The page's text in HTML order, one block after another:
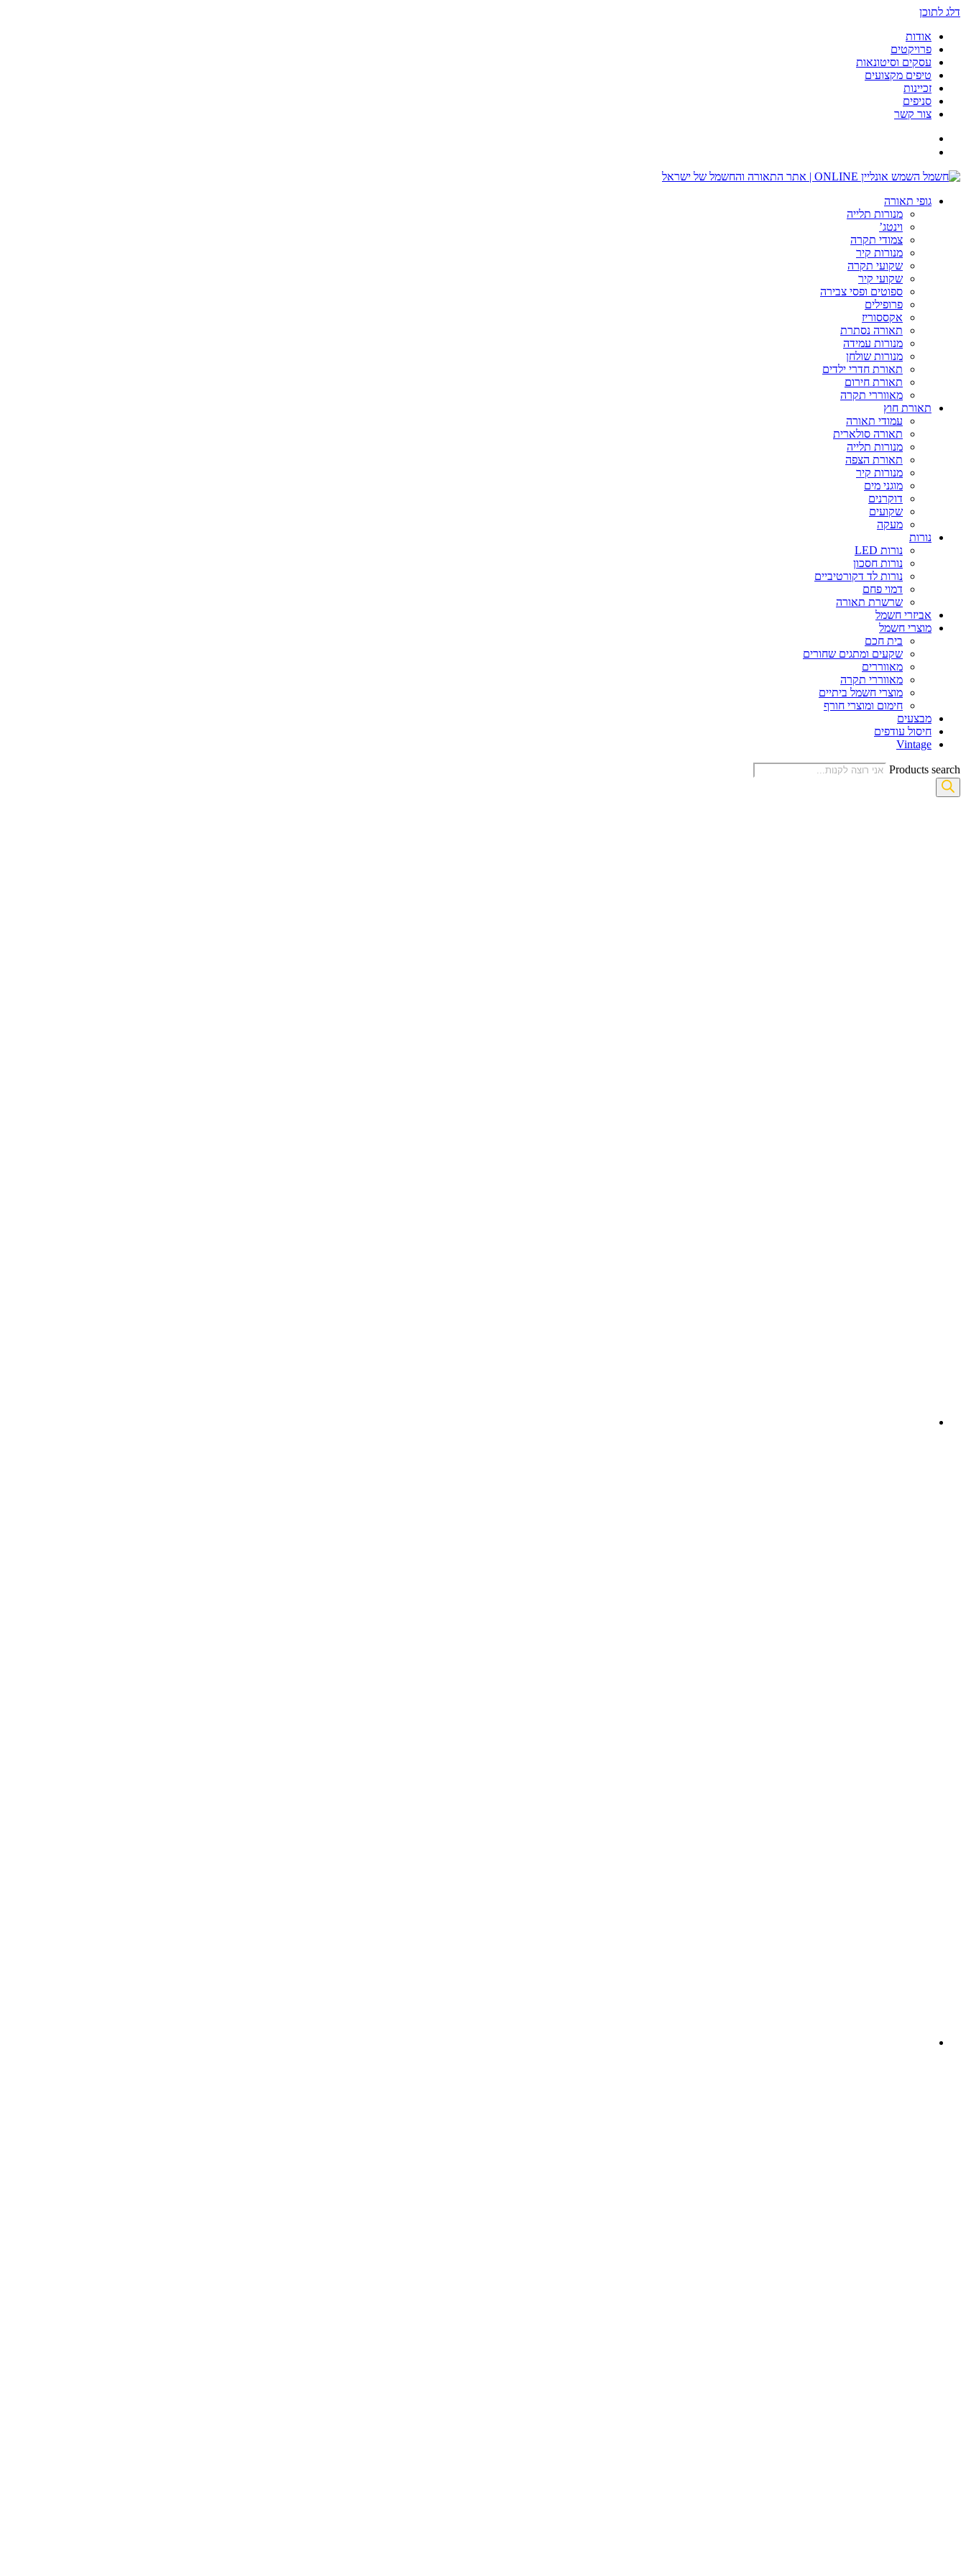
דלג לתוכן
אודות
פרויקטים
עסקים וסיטונאות
טיפים מקצועים
זכיינות
סניפים
צור קשר
גופי תאורה
מנורות תלייה
וינטג’
צמודי תקרה
מנורות קיר
שקועי תקרה
שקועי קיר
ספוטים ופסי צבירה
פרופילים
אקססוריז
תאורה נסתרת
מנורות עמידה
מנורות שולחן
תאורת חדרי ילדים
תאורת חירום
מאווררי תקרה
תאורת חוץ
עמודי תאורה
תאורה סולארית
מנורות תלייה
תאורת הצפה
מנורות קיר
מוגני מים
דוקרנים
שקועים
מעקה
נורות
נורות LED
נורות חסכון
נורות לד דקורטיביים
דמוי פחם
שרשרת תאורה
אביזרי חשמל
מוצרי חשמל
בית חכם
שקעים ומתגים שחורים
מאווררים
מאווררי תקרה
מוצרי חשמל ביתיים
חימום ומוצרי חורף
מבצעים
חיסול עודפים
Vintage
Products search